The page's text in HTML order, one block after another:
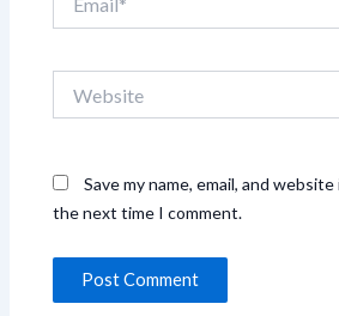
Save my name, email, and
the next time I comment.